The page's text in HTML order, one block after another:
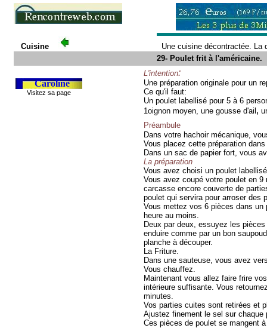
Cuisine
Une cuisine décontractée.
29- Poulet frit à l'américaine.
Caroline
Visitez sa page
L'intention:
Une préparation originale pour un
Ce qu'il faut:
Un poulet labellisé pour 5 à 6
1oignon moyen, une gousse d'ail ,
Préambule
Dans votre hachoir mécanique,
Vous placez cette préparation
Dans un sac de papier fort, vous
La préparation
Vous avez choisi un poulet
Vous avez coupé votre poulet en
carcasse encore couverte de
poulet qui servira pour arroser des
Vous mettez vos 6 pièces dans
heure au moins.
Deux par deux, essuyez les
enduire comme par un bon
planche à découper.
La Friture.
Dans une sauteuse, vous avez
Vous chauffez.
Maintenant vous allez faire frire
intérieure suffisante. Vous
minutes.
Vos parties cuites sont retirées et
Ajustez finement le sel sur chaque
Ces pièces de poulet se mangent